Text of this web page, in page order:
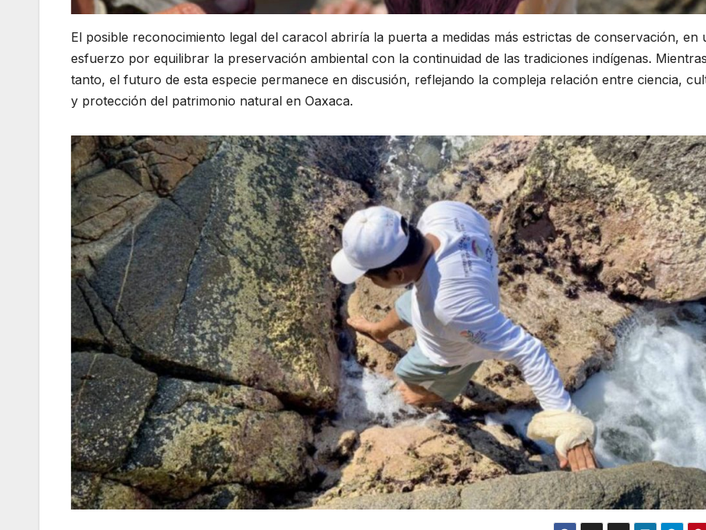
El posible reconocimiento legal del caracol abriría la puerta a medidas más estrictas de conservación, en
esfuerzo por equilibrar la preservación ambiental con la continuidad de las tradiciones indígenas.
tanto, el futuro de esta especie permanece en discusión, reflejando la compleja relación entre ciencia,
y protección del patrimonio natural en Oaxaca.